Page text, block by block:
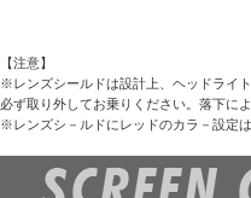
【注意】
※レンズシールドは設計上、ヘッドライ
必ず取り外してお乗りください。落下に
※レンズシ－ルドにレッドのカラ－設定